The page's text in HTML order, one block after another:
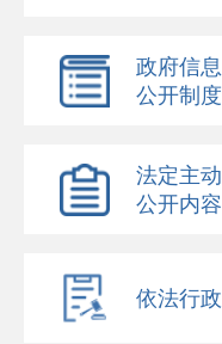
政府信息
公开制度
法定主动
公开内容
依法行政